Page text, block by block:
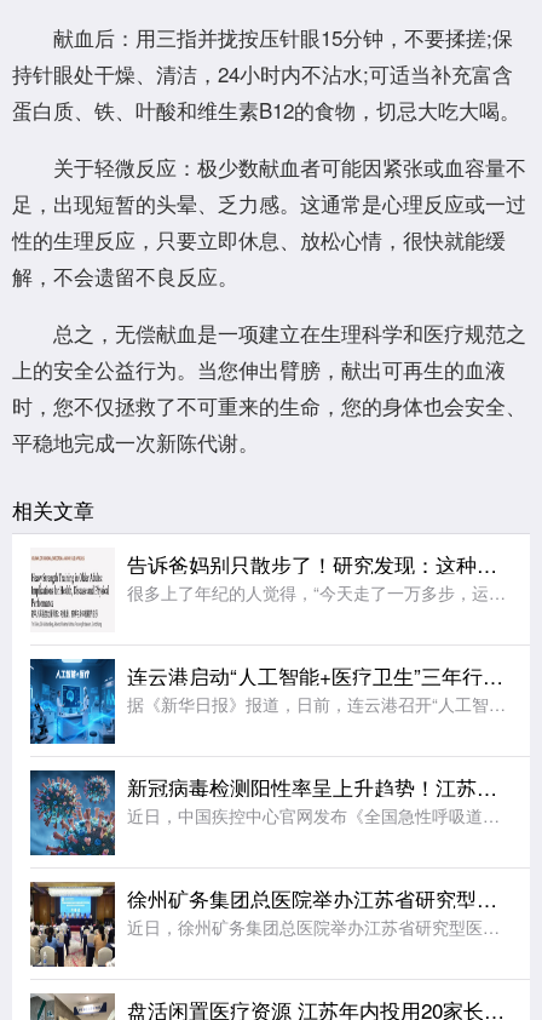
献血后：用三指并拢按压针眼15分钟，不要揉搓;保
持针眼处干燥、清洁，24小时内不沾水;可适当补充富含
蛋白质、铁、叶酸和维生素B12的食物，切忌大吃大喝。
关于轻微反应：极少数献血者可能因紧张或血容量不
足，出现短暂的头晕、乏力感。这通常是心理反应或一过
性的生理反应，只要立即休息、放松心情，很快就能缓
解，不会遗留不良反应。
总之，无偿献血是一项建立在生理科学和医疗规范之
上的安全公益行为。当您伸出臂膀，献出可再生的血液
时，您不仅拯救了不可重来的生命，您的身体也会安全、
平稳地完成一次新陈代谢。
相关文章
告诉爸妈别只散步了！研究发现：这种被忽视的运动，才是抗衰老的王牌
很多上了年纪的人觉得，“今天走了一万多步，运动就算达标了”。其实，这更多只是日常“身体活动量”，并非强身健体、抗衰老的运动量。日前，一项研究显示：对中老年人而言，真正的“抗衰老王牌运动”，不是散步，而
连云港启动“人工智能+医疗卫生”三年行动计划
据《新华日报》报道，日前，连云港召开“人工智能+医疗卫生”路演会，正式启动“人工智能+医疗卫生”三年行动计划(2026—2028年)。计划立足当地医疗发展实际，围绕8个类别打造“小巧灵”应用场景，梳理
新冠病毒检测阳性率呈上升趋势！江苏疾控发出提醒
近日，中国疾控中心官网发布《全国急性呼吸道传染病哨点监测情况(2026年第30周，7月20日-26日)》：近期，新型冠状病毒检测阳性率持续走高，疫情整体处于中等流行水平。具体来说，在哨点医院门急诊流感
徐州矿务集团总医院举办江苏省研究型医学会眩晕专业委员会第七次学术会议
近日，徐州矿务集团总医院举办江苏省研究型医院学会眩晕专业委员会第七次学术会议。北京大学第一医院神经内科主任医师、教授，中国老年医学学会眩晕、前庭医学分会会长杨旭;徐州矿务集团总医院院长荣良群;天津市第
盘活闲置医疗资源 江苏年内投用20家长护专区